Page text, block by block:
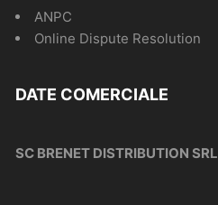
ANPC
Online Dispute Resolution
DATE COMERCIALE
SC BRENET DISTRIBUTION SRL